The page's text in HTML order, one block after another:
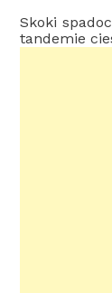
Skoki
tandemie